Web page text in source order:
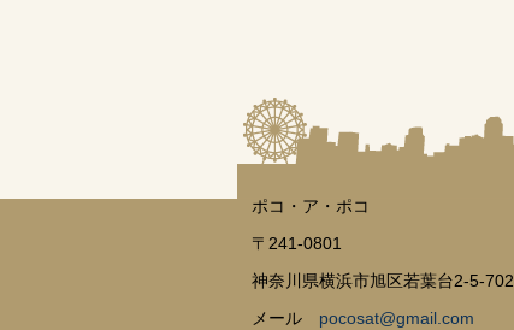
ポコ・ア・ポコ
〒241-0801
神奈川県横浜市旭区若葉台2-5-702
メール pocosat@gmail.com